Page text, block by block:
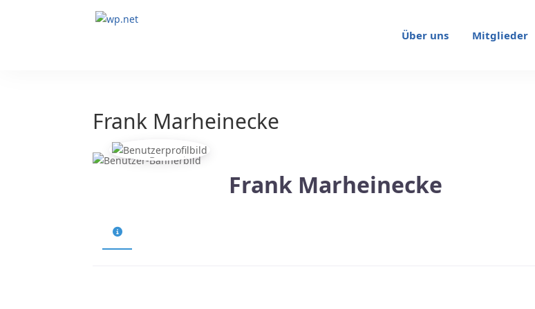
Über uns Mitglieder
Frank Marheinecke
Frank Marheinecke